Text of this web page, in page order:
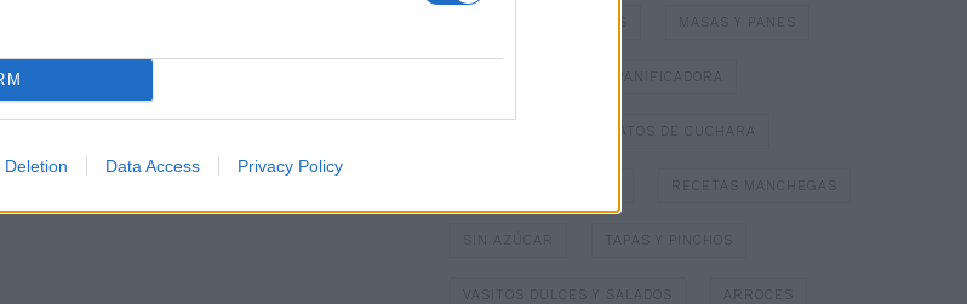
Deletion Data Access Privacy Policy
MASAS Y PANES
PANIFICADORA
PLATOS DE CUCHARA
RECETAS MANCHEGAS
SIN AZÚCAR TAPAS Y PINCHOS
VASITOS DULCES Y SALADOS ARROCES